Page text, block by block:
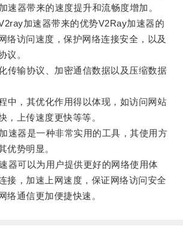
速器带来的速度提升和流畅度增加。
加速器带来的优势V2Ray加速器的
络访问速度，保护网络连接安全，以及
议。
输协议、加密通信数据以及压缩数据
，其优化作用得以体现，如访问网站
，上传速度更快等等。
器是一种非常实用的工具，其使用方
优势明显。
可以为用户提供更好的网络使用体
接，加速上网速度，保证网络访问安全
络通信更加便捷快速。